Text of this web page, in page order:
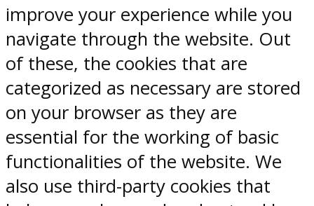
improve your experience while you
navigate through the website. Out
of these, the cookies that are
categorized as necessary are stored
on your browser as they are
essential for the working of basic
functionalities of the website. We
also use third-party cookies that